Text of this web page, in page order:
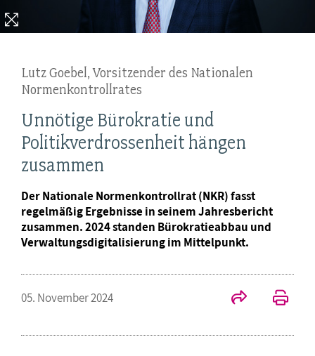
Lutz Goebel, Vorsitzender des Nationalen
Normenkontrollrates
Unnötige Bürokratie und
Politikverdrossenheit hängen
zusammen
Der Nationale Normenkontrollrat (NKR) fasst
regelmäßig Ergebnisse in seinem Jahresbericht
zusammen. 2024 standen Bürokratieabbau und
Verwaltungsdigitalisierung im Mittelpunkt.
05. November 2024